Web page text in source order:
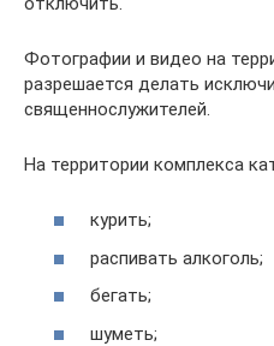
Фотографии и видео на
разрешается делать
священнослужителей.
На территории комплекса
курить;
распивать алкоголь;
бегать;
шуметь;